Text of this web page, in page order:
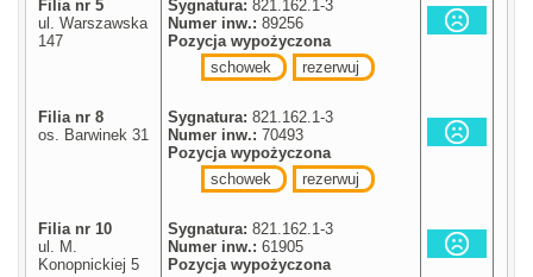
Filia nr 5
ul. Warszawska
147
Sygnatura: 821.162.1-3
Numer inw.: 89256
Pozycja wypożyczona
schowek
rezerwuj
Filia nr 8
os. Barwinek 31
Sygnatura: 821.162.1-3
Numer inw.: 70493
Pozycja wypożyczona
schowek
rezerwuj
Filia nr 10
ul. M.
Konopnickiej 5
Sygnatura: 821.162.1-3
Numer inw.: 61905
Pozycja wypożyczona